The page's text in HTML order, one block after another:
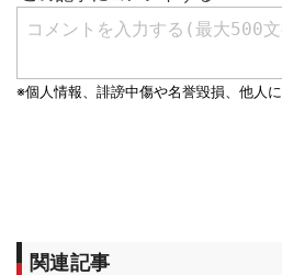
関連記事